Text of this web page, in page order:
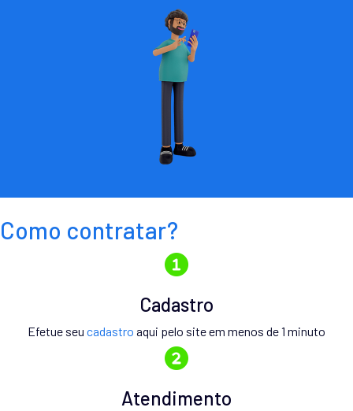
Como contratar?
Cadastro
Efetue seu cadastro aqui pelo site em menos de 1 minuto
Atendimento